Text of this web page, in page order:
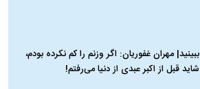
ببینید| مهران غفوریان: اگر وزنم را کم نکرده بودم،
شاید قبل از اکبر عبدی از دنیا می‌رفتم!